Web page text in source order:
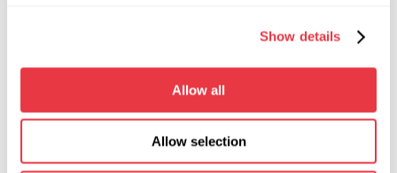
Show details
Allow all
Allow selection
Wniosek